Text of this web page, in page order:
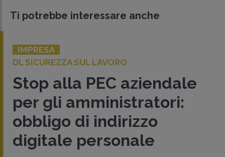
Ti potrebbe interessare anche
IMPRESA
DL SICUREZZA SUL LAVORO
Stop alla PEC aziendale
per gli amministratori:
obbligo di indirizzo
digitale personale